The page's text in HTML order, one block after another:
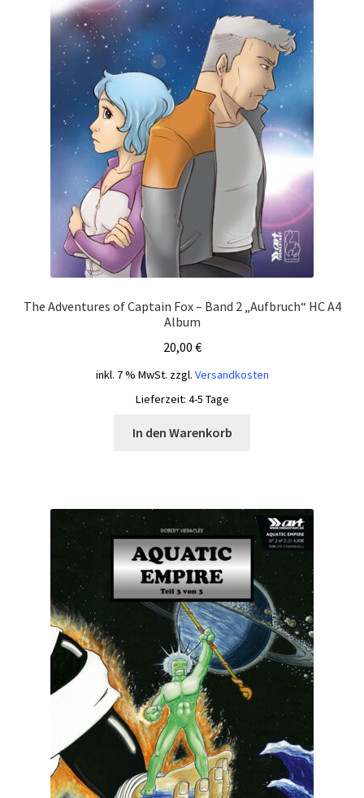
The Adventures of Captain Fox – Band 2 „Aufbruch“ HC A4
Album
20,00 €
inkl. 7 % MwSt. zzgl. Versandkosten
Lieferzeit: 4-5 Tage
In den Warenkorb